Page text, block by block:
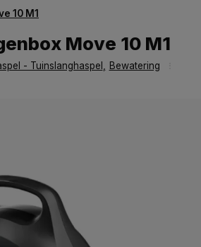
10 M1
Move 10 M1
- Tuinslanghaspel
Bewatering